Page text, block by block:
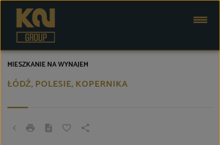
ŁÓDŹ, POLESIE, KOPERNIKA
MIESZKANIE NA WYNAJEM